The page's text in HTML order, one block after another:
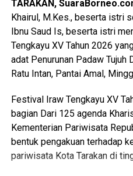
pembinaan peserta didik
Mengakhiri sambutannya,
apresiasi dan terima kasih
pendidik yang telah dengan
pendidikan, sehingga
berkarakter, mandiri, dan
Views: 56
Bagikan ke
TARAKAN,
Khairul, M.Kes., beserta istri
Ibnu Saud Is, beserta istri
Tengkayu XV Tahun 2026
adat Penurunan Padaw Tujuh
Ratu Intan, Pantai Amal,
Festival Iraw Tengkayu XV
bagian Dari 125 agenda
Kementerian Pariwisata
bentuk pengakuan terhadap
pariwisata Kota Tarakan di